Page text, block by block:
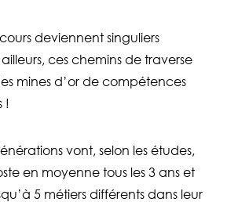
deviennent singuliers
ces chemins de traverse
mines d’or de compétences
!
vont, selon les études,
en moyenne tous les 3 ans et
5 métiers différents dans leur